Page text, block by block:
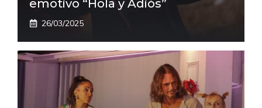
emotivo “Hola y Adiós”
26/03/2025